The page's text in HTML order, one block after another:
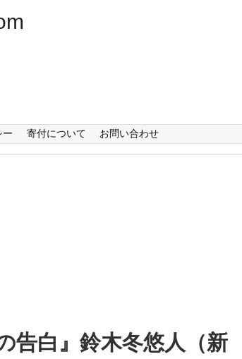
ー 寄付について お問い合わせ
告白』鈴木冬悠人（新